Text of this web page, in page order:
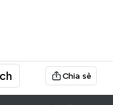
Chia sẻ